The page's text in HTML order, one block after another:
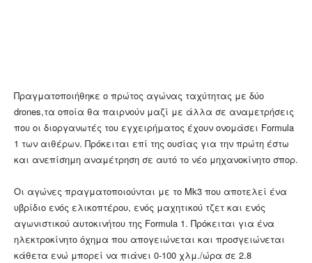
Πραγματοποιήθηκε ο πρώτος αγώνας ταχύτητας με δύο
drones,τα οποία θα παιρνούν μαζί με άλλα σε αναμετρήσεις
που οι διοργανωτές του εγχειρήματος έχουν ονομάσει Formula
1 των αιθέρων. Πρόκειται επί της ουσίας για την πρώτη έστω
και ανεπίσημη αναμέτρηση σε αυτό το νέο μηχανοκίνητο σπορ.
Οι αγώνες πραγματοποιούνται με το Mk3 που αποτελεί ένα
υβρίδιο ενός ελικοπτέρου, ενός μαχητικού τζετ και ενός
αγωνιστικού αυτοκινήτου της Formula 1. Πρόκειται για ένα
ηλεκτροκίνητο όχημα που απογειώνεται και προσγειώνεται
κάθετα ενώ μπορεί να πιάνει 0-100 χλμ./ώρα σε 2.8